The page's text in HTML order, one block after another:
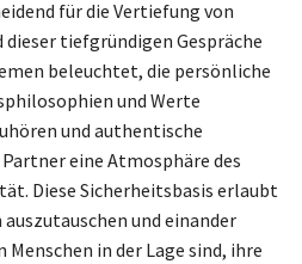
für die Vertiefung von
dieser tiefgründigen Gespräche
beleuchtet, die persönliche
und Werte
und authentische
eine Atmosphäre des
Diese Sicherheitsbasis erlaubt
und einander
Menschen in der Lage sind, ihre